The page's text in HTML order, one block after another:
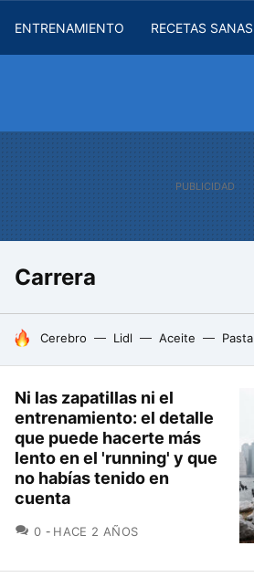
ENTRENAMIENTO RECETAS SANAS
Carrera
HOY SE HABLA DE
Cerebro Lidl Aceite Pasta
Ni las zapatillas ni el
entrenamiento: el detalle
que puede hacerte más
lento en el 'running' y que
no habías tenido en
cuenta
0 COMENTARIOS
HACE 2 AÑOS